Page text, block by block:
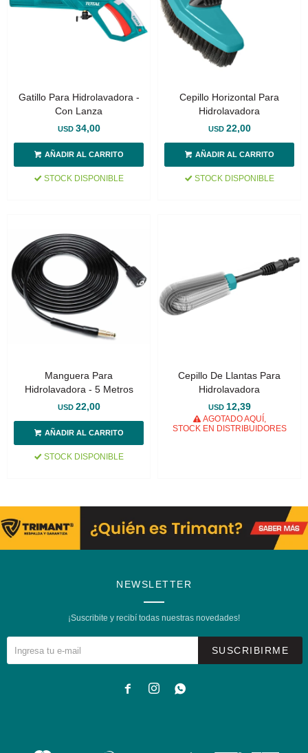
Gatillo Para Hidrolavadora -
Con Lanza
USD 34,00
STOCK DISPONIBLE
Cepillo Horizontal Para
Hidrolavadora
USD 22,00
STOCK DISPONIBLE
Manguera Para
Hidrolavadora - 5 Metros
USD 22,00
STOCK DISPONIBLE
Cepillo De Llantas Para
Hidrolavadora
USD 12,39
AGOTADO AQUÍ,
STOCK EN DISTRIBUIDORES
NEWSLETTER
¡Suscribite y recibí todas nuestras novedades!
SUSCRIBIRME
  